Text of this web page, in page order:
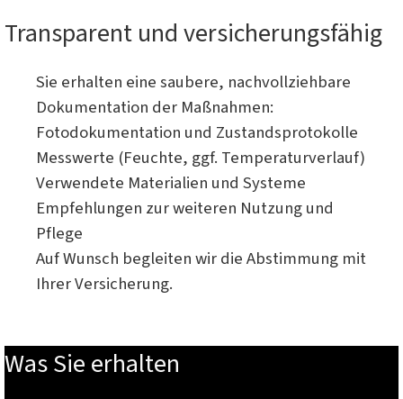
Transparent und versicherungsfähig
Sie erhalten eine saubere, nachvollziehbare
Dokumentation der Maßnahmen:
Fotodokumentation und Zustandsprotokolle
Messwerte (Feuchte, ggf. Temperaturverlauf)
Verwendete Materialien und Systeme
Empfehlungen zur weiteren Nutzung und
Pflege
Auf Wunsch begleiten wir die Abstimmung mit
Ihrer Versicherung.
Was Sie erhalten